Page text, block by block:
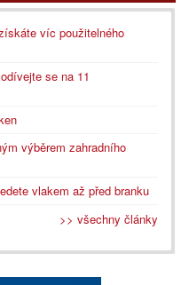
víc použitelného
se na 11
výběrem zahradního
vlakem až před branku
>> všechny články